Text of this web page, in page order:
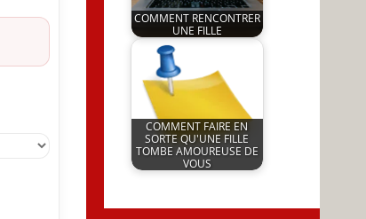
15 June 2022
COMMENT RENCONTRER
UNE FILLE
by
JeunInfo.J.l.
COMMENT FAIRE EN
SORTE QU'UNE FILLE
TOMBE AMOUREUSE DE
VOUS